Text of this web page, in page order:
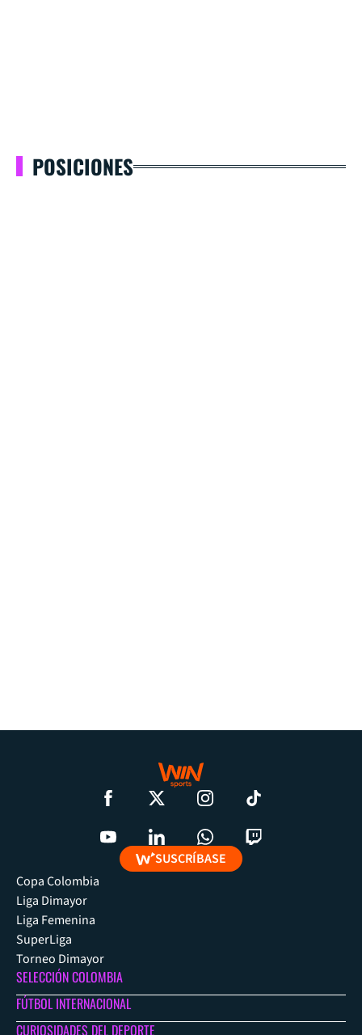
POSICIONES
SUSCRÍBASE
Copa Colombia
Liga Dimayor
Liga Femenina
SuperLiga
Torneo Dimayor
SELECCIÓN COLOMBIA
FÚTBOL INTERNACIONAL
CURIOSIDADES DEL DEPORTE